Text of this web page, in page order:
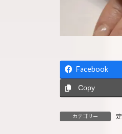
Facebook
Copy
カテゴリー